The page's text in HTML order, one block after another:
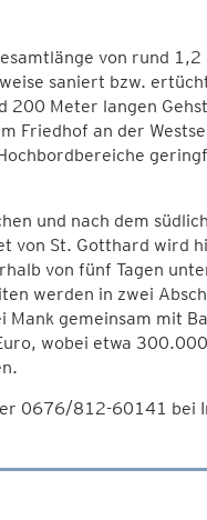
von rund
saniert bzw.
Meter langen
Friedhof an der
und nach dem
von St. Gotthard wird
von fünf Tagen
werden in zwei
gemeinsam mit
wobei etwa
0676/812-60141 bei